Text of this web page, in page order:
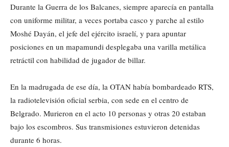
Durante la Guerra de los Balcanes, siempre aparecía en pantalla
con uniforme militar, a veces portaba casco y parche al estilo
Moshé Dayán, el jefe del ejército israelí, y para apuntar
posiciones en un mapamundi desplegaba una varilla metálica
retráctil con habilidad de jugador de billar.
En la madrugada de ese día, la OTAN había bombardeado RTS,
la radiotelevisión oficial serbia, con sede en el centro de
Belgrado. Murieron en el acto 10 personas y otras 20 estaban
bajo los escombros. Sus transmisiones estuvieron detenidas
durante 6 horas.